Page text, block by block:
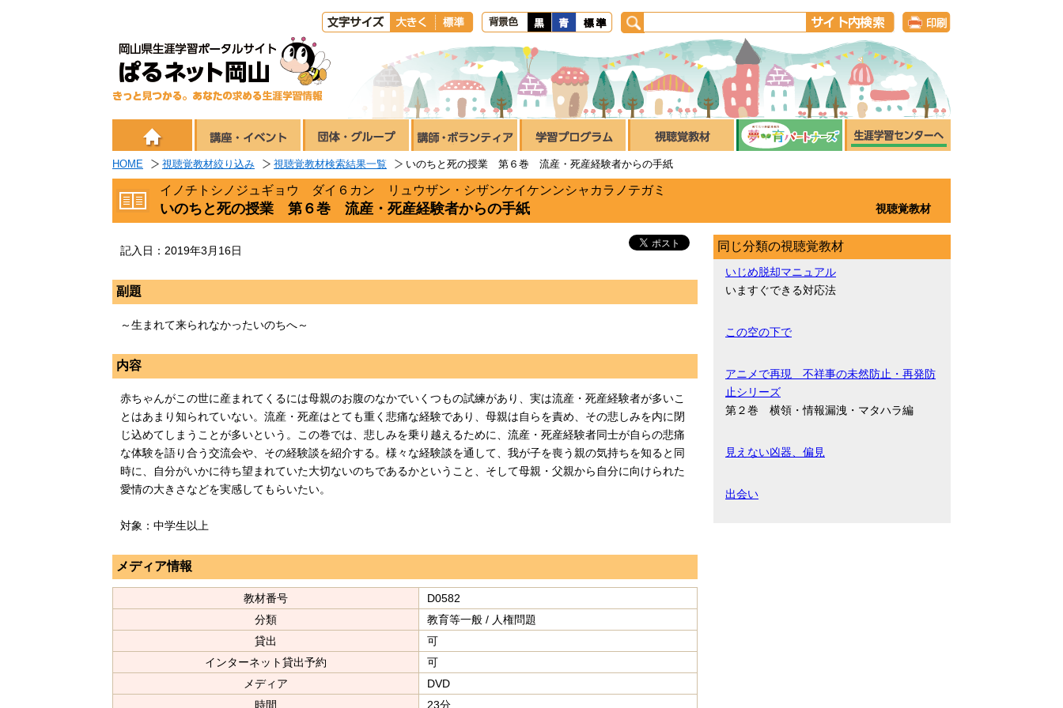
HOME 視聴覚教材絞り込み 視聴覚教材検索結果一覧 いのちと死の授業 第６巻 流産・死産経験者からの手紙
イノチトシノジュギョウ ダイ６カン リュウザン・シザンケイケンンシャカラノテガミ
いのちと死の授業 第６巻 流産・死産経験者からの手紙 視聴覚教材
記入日：2019年3月16日
副題
～生まれて来られなかったいのちへ～
内容
赤ちゃんがこの世に産まれてくるには母親のお腹のなかでいくつもの試練があり、実は流産・死産経験者が多いこ
とはあまり知られていない。流産・死産はとても重く悲痛な経験であり、母親は自らを責め、その悲しみを内に閉
じ込めてしまうことが多いという。この巻では、悲しみを乗り越えるために、流産・死産経験者同士が自らの悲痛
な体験を語り合う交流会や、その経験談を紹介する。様々な経験談を通して、我が子を喪う親の気持ちを知ると同
時に、自分がいかに待ち望まれていた大切ないのちであるかということ、そして母親・父親から自分に向けられた
愛情の大きさなどを実感してもらいたい。
対象：中学生以上
メディア情報
教材番号
D0582
分類
教育等一般 / 人権問題
貸出
可
インターネット貸出予約
可
メディア
DVD
時間
23分
同じ分類の視聴覚教材
いじめ脱却マニュアル
いますぐできる対応法
この空の下で
アニメで再現 不祥事の未然防止・再発防
止シリーズ
第２巻 横領・情報漏洩・マタハラ編
見えない凶器、偏見
出会い